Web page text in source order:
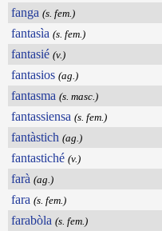
fanga (s. fem.)
fantasìa (s. fem.)
fantasié (v.)
fantasios (ag.)
fantasma (s. masc.)
fantassiensa (s. fem.)
fantàstich (ag.)
fantastiché (v.)
farà (ag.)
fara (s. fem.)
farabòla (s. fem.)